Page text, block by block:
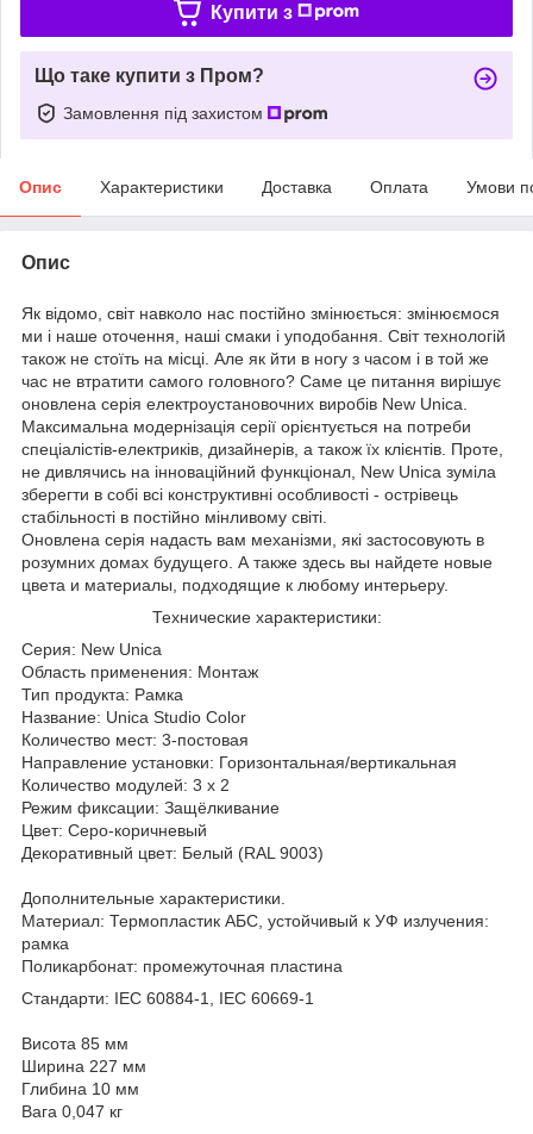
Купити з
Що таке купити з Пром?
Замовлення під захистом
Опис Характеристики Доставка Оплата Умови
Опис
Як відомо світ навколо нас постійно змінюється: змінюємося
ми і наше оточення наші смаки і уподобання Світ технологій
також не стоїть на місці Але як йти в ногу з часом і в той же
час не втратити самого головного? Саме це питання вирішує
оновлена серія електроустановочних виробів New Unica
Максимальна модернізація серії орієнтується на потреби
спеціалістів-електриків дизайнерів а також їх клієнтів Проте
не дивлячись на інноваційний функціонал New Unica зуміла
зберегти в собі всі конструктивні особливості - острівець
стабільності в постійно мінливому світі
Оновлена серія надасть вам механізми які застосовують в
розумних домах будущего А также здесь вы найдете новые
цвета и материалы подходящие к любому интерьеру.
Технические характеристики:
Серия: New Unica
Область применения: Монтаж
Тип продукта: Рамка
Название: Unica Studio Color
Количество мест: 3-постовая
Направление установки: Горизонтальная/вертикальная
Количество модулей: 3 x 2
Режим фиксации: Защёлкивание
Цвет: Серо-коричневый
Декоративный цвет: Белый (RAL 9003)
Дополнительные характеристики.
Материал: Термопластик АБС, устойчивый к УФ излучения:
рамка
Поликарбонат: промежуточная пластина
Стандарти: ІЕС 60884-1, IEC 60669-1
Висота 85 мм
Ширина 227 мм
Глибина 10 мм
Вага 0,047 кг